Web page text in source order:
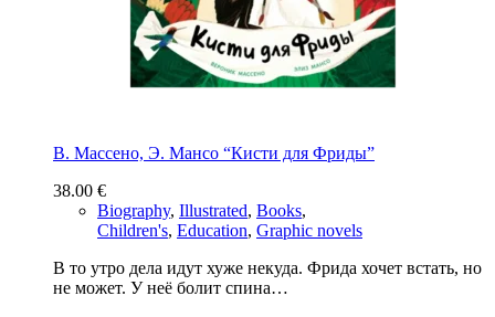
В. Массено, Э. Мансо “Кисти для Фриды”
38.00 €
Biography, Illustrated, Books,
Children's, Education, Graphic novels
В то утро дела идут хуже некуда. Фрида хочет встать, но
не может. У неё болит спина…